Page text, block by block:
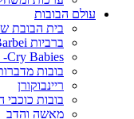
עולם הבובות
בית הבובת
ברביות Barbei
Cry Babies- הבובה הבוכה
בובות
ריינבוקורן
בובות כוכבי
מאשה והדב